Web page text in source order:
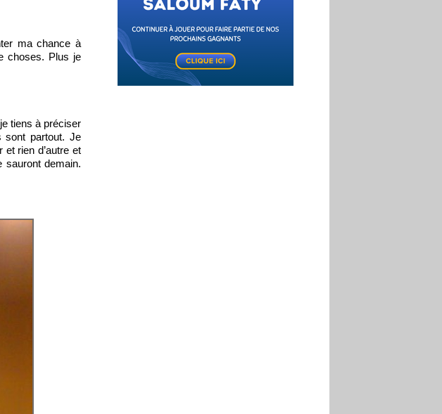
ma chance à
choses. Plus je
tiens à préciser
sont partout. Je
rien d’autre et
sauront demain.